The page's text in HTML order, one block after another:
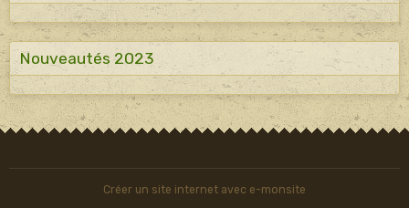
Nouveautés 2023
Créer un site internet avec e-monsite